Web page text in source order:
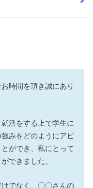
時間を頂き誠にあり
活をする上で学生に
みをどのようにアピ
ができ、私にとって
できました。
でなく、〇〇さんの